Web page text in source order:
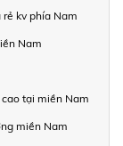
kv phía Nam
Nam
tại miền Nam
miền Nam